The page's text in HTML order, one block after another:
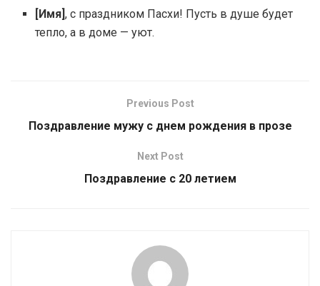
[Имя], с праздником Пасхи! Пусть в душе будет
тепло, а в доме — уют.
Previous Post
Поздравление мужу с днем рождения в прозе
Next Post
Поздравление с 20 летием